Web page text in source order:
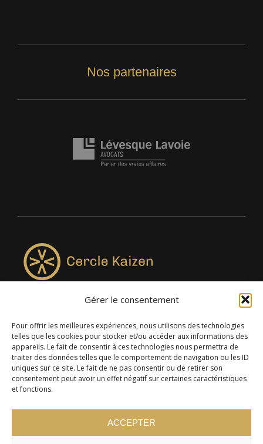
Gérer le consentement
Pour offrir les meilleures expériences, nous utilisons des technologies
telles que les cookies pour stocker et/ou accéder aux informations des
appareils. Le fait de consentir à ces technologies nous permettra de
traiter des données telles que le comportement de navigation ou les ID
uniques sur ce site. Le fait de ne pas consentir ou de retirer son
consentement peut avoir un effet négatif sur certaines caractéristiques
et fonctions.
ACCEPTER
Nos partenaires
4957, rue Lionel-Groulx, bureau 819, Saint-Augustin-de-
Desmaures QC G3A 0M7